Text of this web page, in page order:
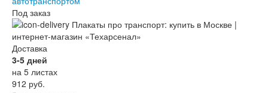
Под заказ
Доставка
3-5 дней
на 5 листах
912 руб.